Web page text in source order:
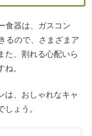
食器は、ガスコン
るので、さまざまア
た、割れる心配いら
。
は、おしゃれなキャ
ょう。